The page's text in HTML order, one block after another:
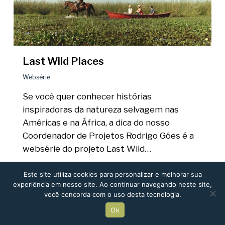
Last Wild Places
Websérie
Se você quer conhecer histórias
inspiradoras da natureza selvagem nas
Américas e na África, a dica do nosso
Coordenador de Projetos Rodrigo Góes é a
websérie do projeto Last Wild…
Este site utiliza cookies para personalizar e melhorar sua
experiência em nosso site. Ao continuar navegando neste site,
você concorda com o uso desta tecnologia.
Ok